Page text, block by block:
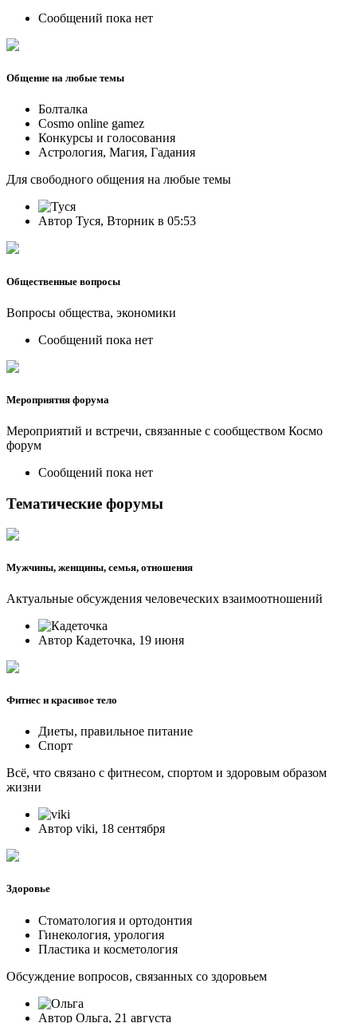
Сообщений пока нет
Общение на любые темы
Болталка
Cosmo online gamez
Конкурсы и голосования
Астрология, Магия, Гадания
Для свободного общения на любые темы
Автор Туся, Вторник в 05:53
Общественные вопросы
Вопросы общества, экономики
Сообщений пока нет
Мероприятия форума
Мероприятий и встречи, связанные с сообществом Космо
форум
Сообщений пока нет
Тематические форумы
Мужчины, женщины, семья, отношения
Актуальные обсуждения человеческих взаимоотношений
Автор Кадеточка, 19 июня
Фитнес и красивое тело
Диеты, правильное питание
Спорт
Всё, что связано с фитнесом, спортом и здоровым образом
жизни
Автор viki, 18 сентября
Здоровье
Стоматология и ортодонтия
Гинекология, урология
Пластика и косметология
Обсуждение вопросов, связанных со здоровьем
Автор Ольга, 21 августа